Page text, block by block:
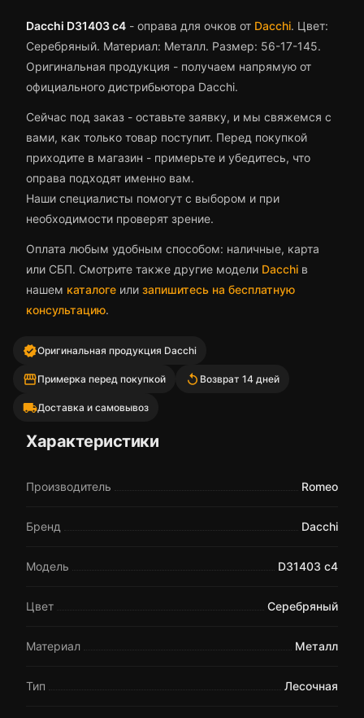
Dacchi D31403 c4 - оправа для очков от Dacchi. Цвет:
Серебряный. Материал: Металл. Размер: 56-17-145.
Оригинальная продукция - получаем напрямую от
официального дистрибьютора Dacchi.
Сейчас под заказ - оставьте заявку, и мы свяжемся с
вами, как только товар поступит. Перед покупкой
приходите в магазин - примерьте и убедитесь, что
оправа подходят именно вам.
Наши специалисты помогут с выбором и при
необходимости проверят зрение.
Оплата любым удобным способом: наличные, карта
или СБП. Смотрите также другие модели Dacchi в
нашем каталоге или запишитесь на бесплатную
консультацию.
verifiedОригинальная продукция Dacchi
storefrontПримерка перед покупкой replay Возврат 14 дней
local_shippingДоставка и самовывоз
Характеристики
Производитель Romeo
Бренд Dacchi
Модель D31403 c4
Цвет Серебряный
Материал Металл
Тип Лесочная